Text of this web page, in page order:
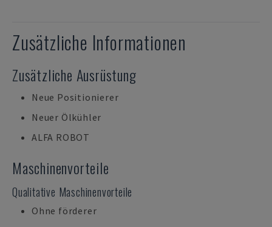
Zusätzliche Informationen
Zusätzliche Ausrüstung
Neue Positionierer
Neuer Ölkühler
ALFA ROBOT
Maschinenvorteile
Qualitative Maschinenvorteile
Ohne förderer